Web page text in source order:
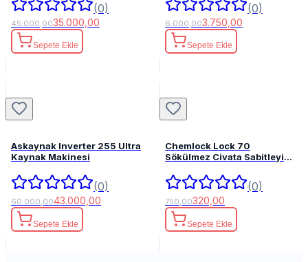
(0)
45.000,0035.000,00
Sepete Ekle
(0)
6.000,003.750,00
Sepete Ekle
Askaynak Inverter 255 Ultra
Kaynak Makinesi
(0)
60.000,0043.000,00
Sepete Ekle
Chemlock Lock 70
Sökülmez Civata Sabitleyici
(0)
750,00320,00
Sepete Ekle